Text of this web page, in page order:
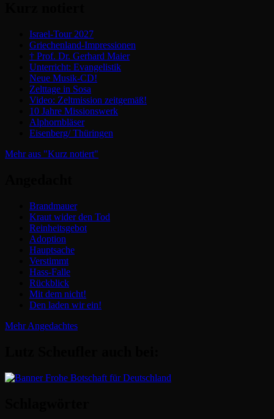
Israel-Tour 2027
Griechenland-Impressionen
† Prof. Dr. Gerhard Maier
Unterricht: Evangelistik
Neue Musik-CD!
Zelttage in Sosa
Video: Zeltmission zeitgemäß!
10 Jahre Missionswerk
Alphornbläser
Eisenberg/ Thüringen
Mehr aus "Kurz notiert"
Brandmauer
Kraut wider den Tod
Reinheitsgebot
Adoption
Hauptsache
Verstimmt
Hass-Falle
Rückblick
Mit dem nicht!
Den laden wir ein!
Mehr Angedachtes